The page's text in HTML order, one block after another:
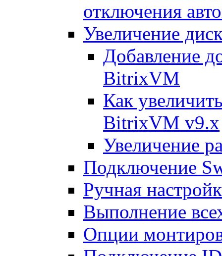
отключения
Увеличение
Добавление
BitrixVM
Как
BitrixVM v9.x
Увеличение
Подключение
Ручная
Выполнение
Опции